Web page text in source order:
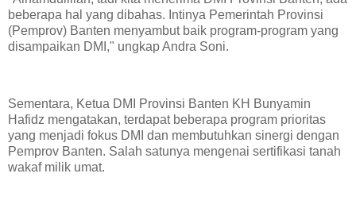
beberapa hal yang dibahas. Intinya Pemerintah Provinsi
(Pemprov) Banten menyambut baik program-program yang
disampaikan DMI," ungkap Andra Soni.
Sementara, Ketua DMI Provinsi Banten KH Bunyamin
Hafidz mengatakan, terdapat beberapa program prioritas
yang menjadi fokus DMI dan membutuhkan sinergi dengan
Pemprov Banten. Salah satunya mengenai sertifikasi tanah
wakaf milik umat.